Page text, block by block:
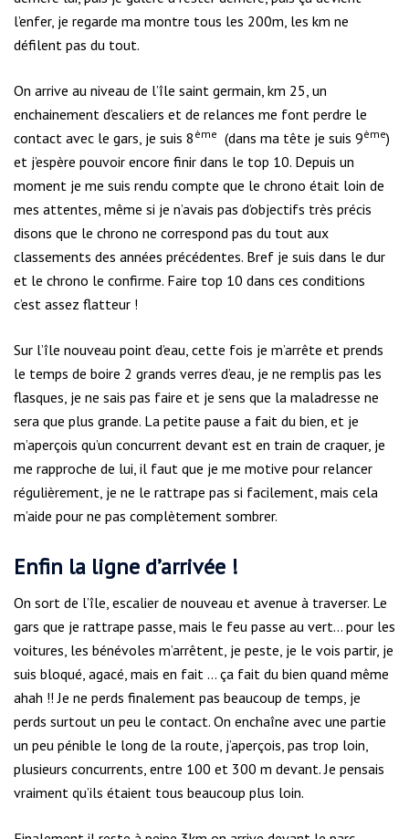
l’enfer, je regarde ma montre tous les 200m, les km ne
défilent pas du tout.
On arrive au niveau de l’île saint germain, km 25, un
enchainement d’escaliers et de relances me font perdre le
contact avec le gars, je suis 8 ème (dans ma tête je suis 9ème)
et j’espère pouvoir encore finir dans le top 10. Depuis un
moment je me suis rendu compte que le chrono était loin de
mes attentes, même si je n’avais pas d’objectifs très précis
disons que le chrono ne correspond pas du tout aux
classements des années précédentes. Bref je suis dans le dur
et le chrono le confirme. Faire top 10 dans ces conditions
c’est assez flatteur !
Sur l’île nouveau point d’eau, cette fois je m’arrête et prends
le temps de boire 2 grands verres d’eau, je ne remplis pas les
flasques, je ne sais pas faire et je sens que la maladresse ne
sera que plus grande. La petite pause a fait du bien, et je
m’aperçois qu’un concurrent devant est en train de craquer, je
me rapproche de lui, il faut que je me motive pour relancer
régulièrement, je ne le rattrape pas si facilement, mais cela
m’aide pour ne pas complètement sombrer.
Enfin la ligne d’arrivée !
On sort de l’île, escalier de nouveau et avenue à traverser. Le
gars que je rattrape passe, mais le feu passe au vert… pour les
voitures, les bénévoles m’arrêtent, je peste, je le vois partir, je
suis bloqué, agacé, mais en fait … ça fait du bien quand même
ahah !! Je ne perds finalement pas beaucoup de temps, je
perds surtout un peu le contact. On enchaîne avec une partie
un peu pénible le long de la route, j’aperçois, pas trop loin,
plusieurs concurrents, entre 100 et 300 m devant. Je pensais
vraiment qu’ils étaient tous beaucoup plus loin.